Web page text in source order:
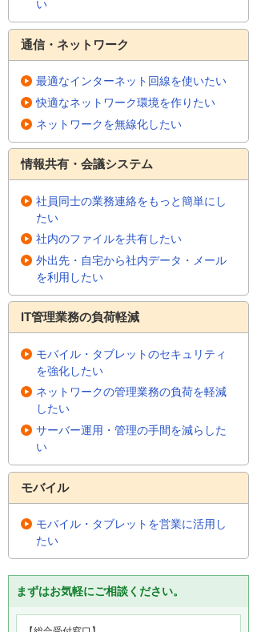
い
通信・ネットワーク
最適なインターネット回線を使いたい
快適なネットワーク環境を作りたい
ネットワークを無線化したい
情報共有・会議システム
社員同士の業務連絡をもっと簡単にし
たい
社内のファイルを共有したい
外出先・自宅から社内データ・メール
を利用したい
IT管理業務の負荷軽減
モバイル・タブレットのセキュリティ
を強化したい
ネットワークの管理業務の負荷を軽減
したい
サーバー運用・管理の手間を減らした
い
モバイル
モバイル・タブレットを営業に活用し
たい
まずはお気軽にご相談ください。